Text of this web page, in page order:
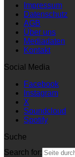
Impressum
Datenschutz
AGB
Über uns
Mediadaten
Kontakt
Social Media
Facebook
Instagram
X
Soundcloud
Spotify
Suche
Search for: